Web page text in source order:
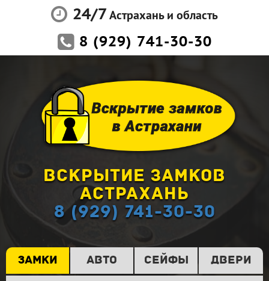
24/7Астрахань и область
8 (929) 741-30-30
ВСКРЫТИЕ ЗАМКОВ
АСТРАХАНЬ
8 (929) 741-30-30
ЗАМКИ АВТО СЕЙФЫ ДВЕРИ